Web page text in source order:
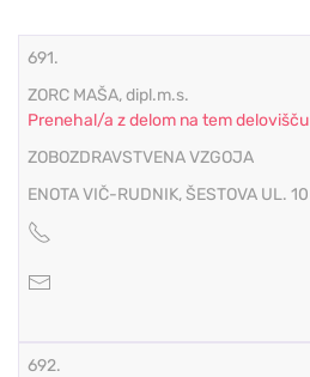
691.
ZORC MAŠA, dipl.m.s.
Prenehal/a z delom na tem delovišču
ZOBOZDRAVSTVENA VZGOJA
ENOTA VIČ-RUDNIK, ŠESTOVA UL. 10
692.